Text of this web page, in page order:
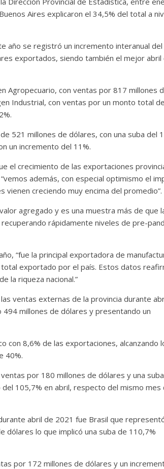
Aires explicaron el 34,5% del total a
año se registró un incremento interanual del
exportados, siendo también el mejor abril
Agropecuario, con ventas por 817 millones
Industrial, con ventas por un monto total
521 millones de dólares, con una suba del
un incremento del 11%.
el crecimiento de las exportaciones
además, con especial optimismo el
creciendo muy encima del promedio”.
agregado y es una muestra más de que
rápidamente niveles de pre-
“fue la principal exportadora de
exportado por el país. Estos datos
la riqueza nacional.”
ventas externas de la provincia durante
millones de dólares y presentando un
con 8,6% de las exportaciones, alcanzando
40%.
por 180 millones de dólares y una
105,7% en abril, respecto del mismo mes
abril de 2021 fue Brasil que
dólares lo que implicó una suba de 110,7%
por 172 millones de dólares y un